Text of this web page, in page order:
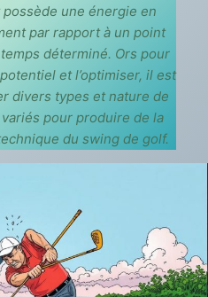
une énergie en
par rapport à un point
déterminé. Ors pour
et l’optimiser, il est
divers types et nature de
pour produire de la
du swing de golf.